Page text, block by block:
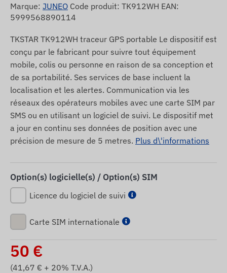
Marque: JUNEO Code produit: TK912WH EAN:
5999568890114
TKSTAR TK912WH traceur GPS portable Le dispositif est
conçu par le fabricant pour suivre tout équipement
mobile, colis ou personne en raison de sa conception et
de sa portabilité. Ses services de base incluent la
localisation et les alertes. Communication via les
réseaux des opérateurs mobiles avec une carte SIM par
SMS ou en utilisant un logiciel de suivi. Le dispositif met
a jour en continu ses données de position avec une
précision de mesure de 5 metres. Plus d\'informations
Option(s) logicielle(s) / Option(s) SIM
Licence du logiciel de suivi
Carte SIM internationale
50 €
(41,67 € + 20% T.V.A.)